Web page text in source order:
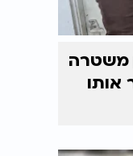
משטרה
אותו